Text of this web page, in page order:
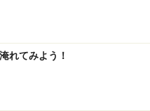
れてみよう！